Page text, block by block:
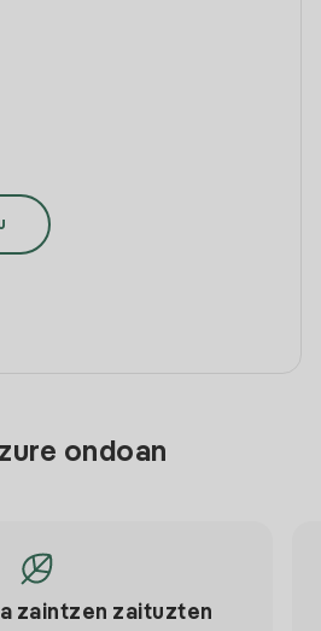
ondoan
zaintzen zaituzten